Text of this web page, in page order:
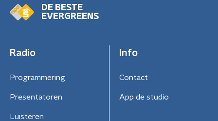
DE BESTE
EVERGREENS
Radio
Programmering
Presentatoren
Luisteren
Info
Contact
App de studio